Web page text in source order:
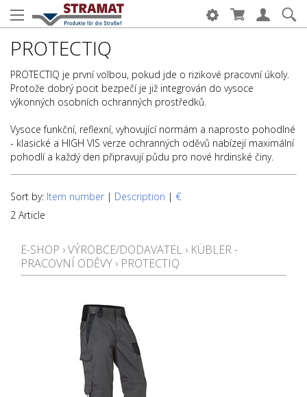
PROTECTIQ
PROTECTIQ je první volbou, pokud jde o rizikové pracovní úkoly.
Protože dobrý pocit bezpečí je již integrován do vysoce
výkonných osobních ochranných prostředků.
Vysoce funkční, reflexní, vyhovující normám a naprosto pohodlné
- klasické a HIGH VIS verze ochranných oděvů nabízejí maximální
pohodlí a každý den připravují půdu pro nové hrdinské činy.
Sort by: Item number | Description | €
2 Article
E-SHOP ›VÝROBCE/DODAVATEL › KÜBLER -
PRACOVNÍ ODĚVY › PROTECTIQ